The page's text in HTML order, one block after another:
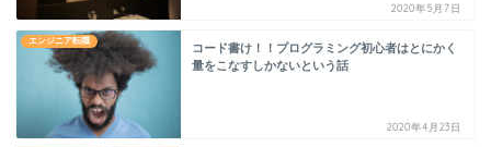
2020年5月7日
エンジニア転職
コード書け！！プログラミング初心者はとにかく
量をこなすしかないという話
2020年4月23日